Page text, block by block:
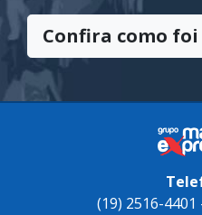
Confira como foi
(19) 2516-4401